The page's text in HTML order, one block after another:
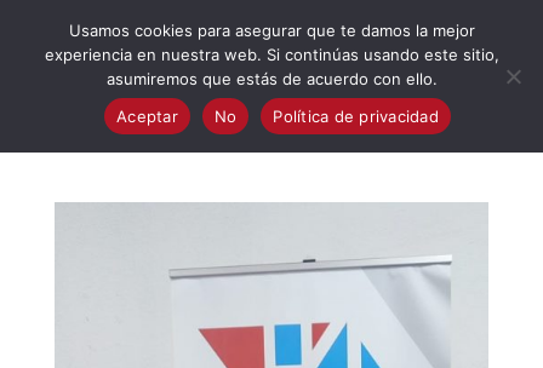
Usamos cookies para asegurar que te damos la mejor
experiencia en nuestra web. Si continúas usando este sitio,
asumiremos que estás de acuerdo con ello.
Aceptar
No Política de privacidad